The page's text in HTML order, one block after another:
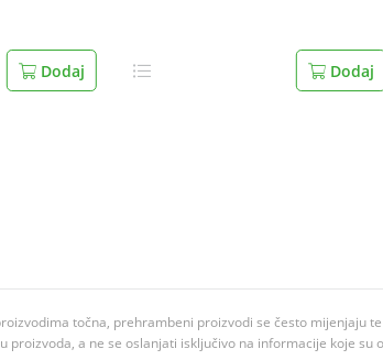
Dodaj Dodaj
točna, prehrambeni proizvodi se često
a ne se oslanjati isključivo na informacije koje su